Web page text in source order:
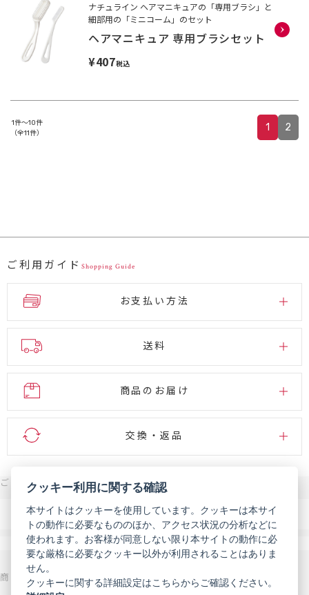
ナチュライン ヘアマニキュアの「専用ブラシ」と
細部用の「ミニコーム」のセット
ヘアマニキュア 専用ブラシセット
¥407税込
1件～10件
（全11件）
1 2
ご利用ガイド Shopping Guide
お支払い方法
送料
商品のお届け
交換・返品
ご注文・お問い合わせはこちら
電話 0120-007-444
受付時間 9:00～18:00（年末年始などを除く）
メール お問い合わせフォーム
商品を探す サポート
クッキー利用に関する確認
本サイトはクッキーを使用しています。クッキーは本サイ
トの動作に必要なもののほか、アクセス状況の分析などに
使われます。お客様が同意しない限り本サイトの動作に必
要な厳格に必要なクッキー以外が利用されることはありま
せん。
クッキーに関する詳細設定はこちらからご確認ください。